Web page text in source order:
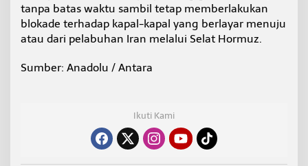
tanpa batas waktu sambil tetap memberlakukan
blokade terhadap kapal-kapal yang berlayar menuju
atau dari pelabuhan Iran melalui Selat Hormuz.
Sumber: Anadolu / Antara
Ikuti Kami